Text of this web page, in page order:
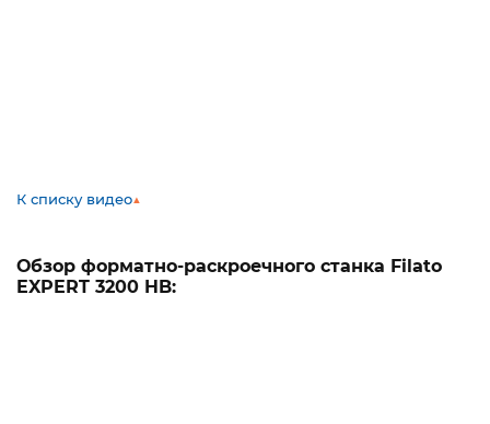
К списку видео▲
Обзор форматно-раскроечного станка Filato
EXPERT 3200 HB: